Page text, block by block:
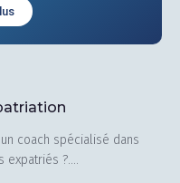
coach spécialisé dans
expatriés ?....